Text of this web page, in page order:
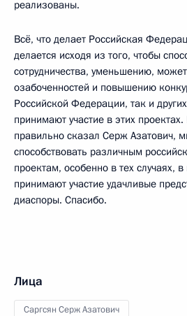
реализованы.
Всё, что делает Российская
делается исходя из того, чтобы
сотрудничества, уменьшению,
озабоченностей и повышению
Российской Федерации, так и
принимают участие в этих
правильно сказал Серж Азатович,
способствовать различным
проектам, особенно в тех случаях,
принимают участие удачливые
диаспоры. Спасибо.
Лица
Саргсян Серж Азатович